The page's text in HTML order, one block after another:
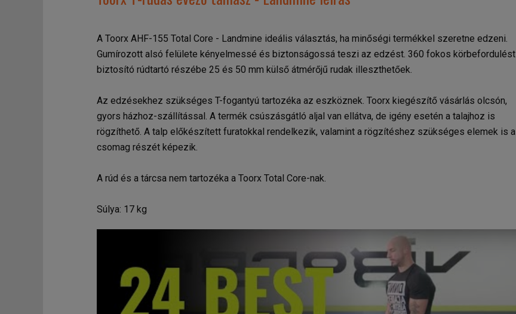
A Toorx AHF-155 Total Core - Landmine ideális választás, ha minőségi termékkel szeretne edzeni.
Gumírozott alsó felülete kényelmessé és biztonságossá teszi az edzést. 360 fokos körbefordulést
biztosító rúdtartó részébe 25 és 50 mm külső átmérőjű rudak illeszthetőek.
Az edzésekhez szükséges T-fogantyú tartozéka az eszköznek. Toorx kiegészítő vásárlás olcsón,
gyors házhoz-szállítással. A termék csúszásgátló aljal van ellátva, de igény esetén a talajhoz is
rögzíthető. A talp előkészített furatokkal rendelkezik, valamint a rögzítéshez szükséges elemek is a
csomag részét képezik.
A rúd és a tárcsa nem tartozéka a Toorx Total Core-nak.
Súlya: 17 kg